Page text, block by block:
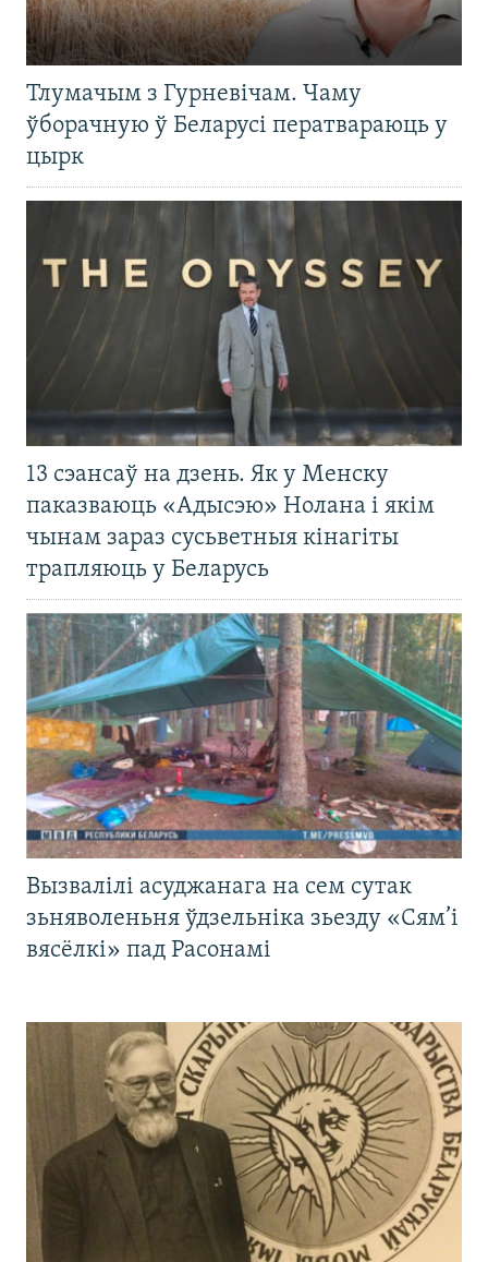
Тлумачым з Гурневічам. Чаму
ўборачную ў Беларусі ператвараюць у
цырк
13 сэансаў на дзень. Як у Менску
паказваюць «Адысэю» Нолана і якім
чынам зараз сусьветныя кінагіты
трапляюць у Беларусь
Вызвалілі асуджанага на сем сутак
зьняволеньня ўдзельніка зьезду «Сям’і
вясёлкі» пад Расонамі